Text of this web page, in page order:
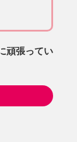
頑張ってい